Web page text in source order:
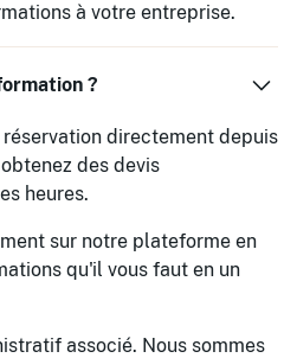
à votre entreprise.
?
directement depuis
des devis
heures.
sur notre plateforme en
qu'il vous faut en un
associé. Nous sommes